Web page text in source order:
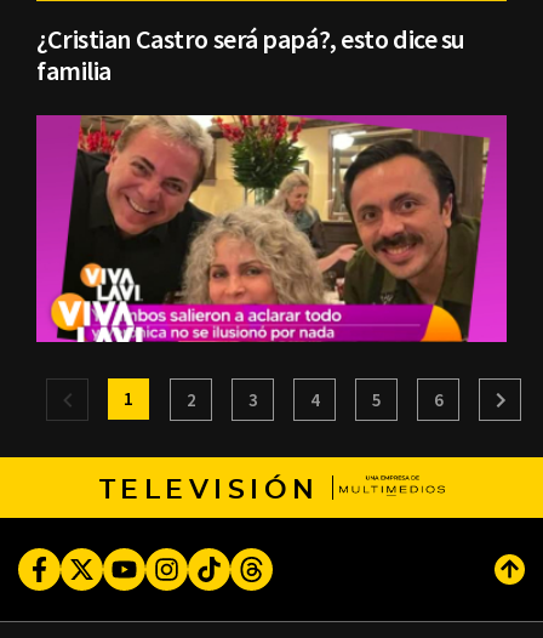
¿Cristian Castro será papá?, esto dice su
familia
1 2 3 4 5 6
TELEVISIÓN
FacebookTwitterYoutubeInstagram
TikTokThreads